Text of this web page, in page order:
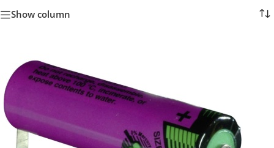
Show column